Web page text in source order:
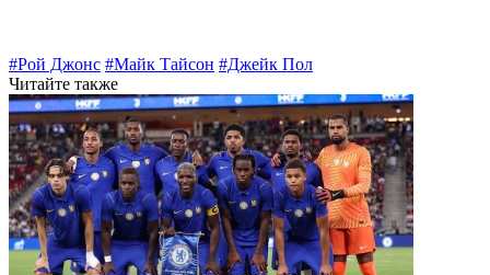
#Рой Джонс #Майк Тайсон #Джейк Пол
Читайте также